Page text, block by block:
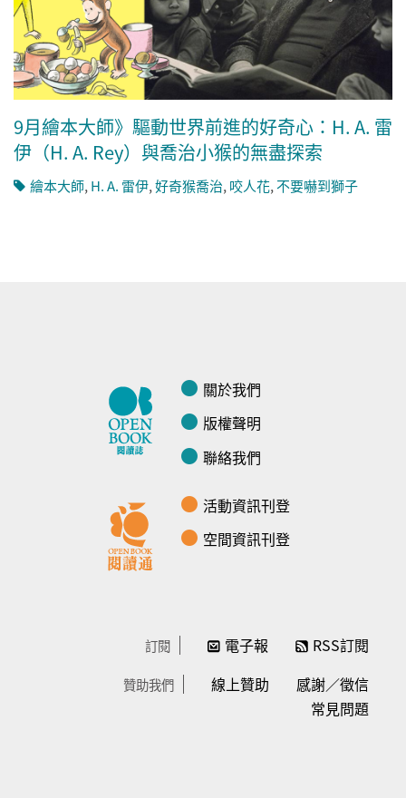
9月繪本大師》驅動世界前進的好奇心：H. A. 雷
伊（H. A. Rey）與喬治小猴的無盡探索
繪本大師,H. A. 雷伊,好奇猴喬治,咬人花,不要嚇到獅子
關於我們
版權聲明
聯絡我們
活動資訊刊登
空間資訊刊登
訂閱 電子報 RSS訂閱
贊助我們 線上贊助
感謝／徵信
常見問題